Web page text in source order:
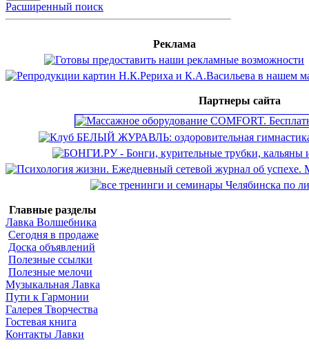
Расширенный поиск
Реклама
Партнеры сайта
Главные разделы
Лавка Волшебника
Сегодня в продаже
Доска объявлений
Полезные ссылки
Полезные мелочи
Музыкальная Лавка
Пути к Гармонии
Галерея Творчества
Гостевая книга
Контакты Лавки